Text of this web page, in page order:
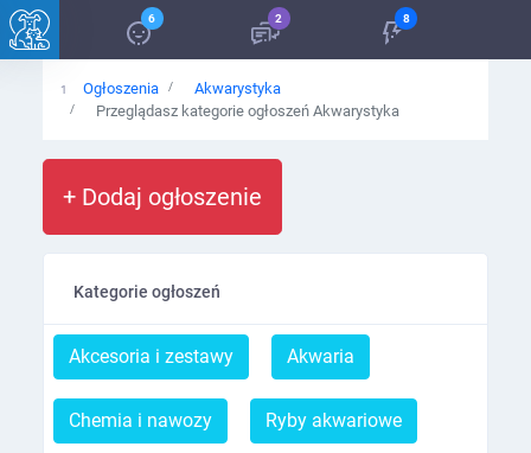
6 2 8
Ogłoszenia
Akwarystyka
Przeglądasz kategorie ogłoszeń Akwarystyka
+ Dodaj ogłoszenie
Kategorie ogłoszeń
Akcesoria i zestawy Akwaria
Chemia i nawozy Ryby akwariowe